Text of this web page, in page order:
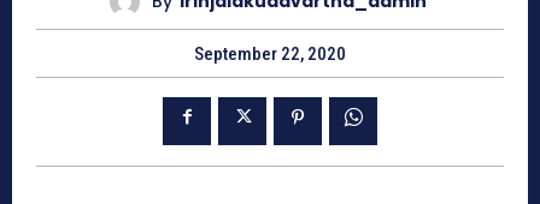
September 22, 2020